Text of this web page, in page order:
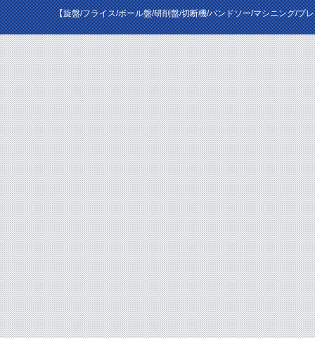
【旋盤/フライス/ボール盤/研削盤/切断機/バンドソー/マシニング/プ